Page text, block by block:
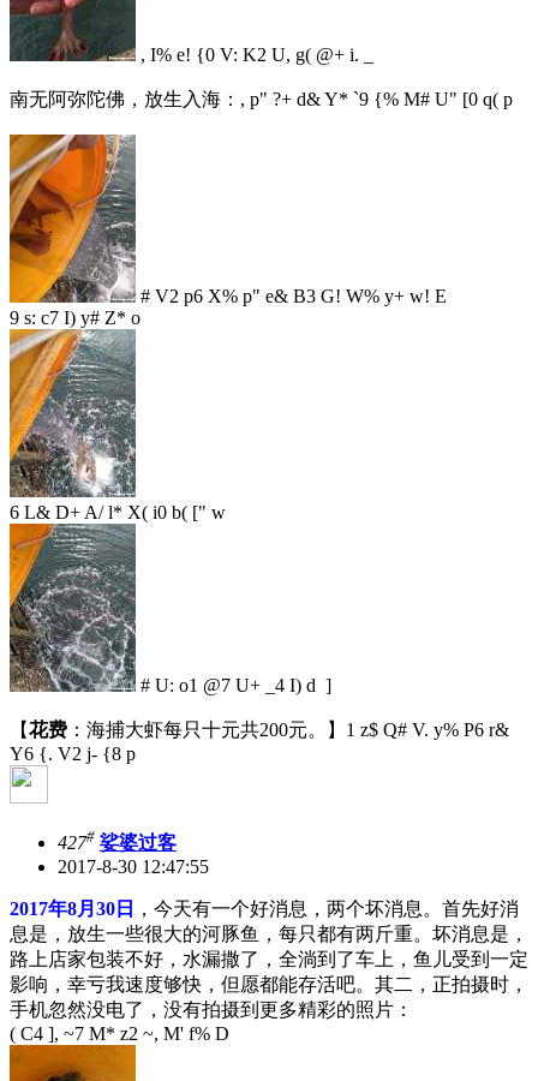
, I% e! {0 V: K2 U, g( @+ i. _
南无阿弥陀佛，放生入海： , p" ?+ d& Y* `9 {% M# U" [0 q( p
# V2 p6 X% p" e& B3 G! W% y+ w! E
9 s: c7 I) y# Z* o
6 L& D+ A/ l* X( i0 b( [" w
# U: o1 @7 U+ _4 I) d ]
【花费 ：海捕大虾每只十元共200元。】 1 z$ Q# V. y% P6 r&
Y6 {. V2 j- {8 p
427# 娑婆过客
2017-8-30 12:47:55
2017年8月30日
，今天有一个好消息，两个坏消息。首先好消
息是，放生一些很大的河豚鱼，每只都有两斤重。坏消息是，
路上店家包装不好，水漏撒了，全淌到了车上，鱼儿受到一定
影响，幸亏我速度够快，但愿都能存活吧。其二，正拍摄时，
手机忽然没电了，没有拍摄到更多精彩的照片：
( C4 ], ~7 M* z2 ~, M' f% D